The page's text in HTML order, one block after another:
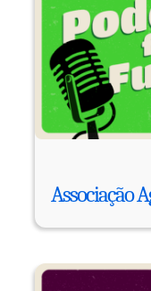
Associação